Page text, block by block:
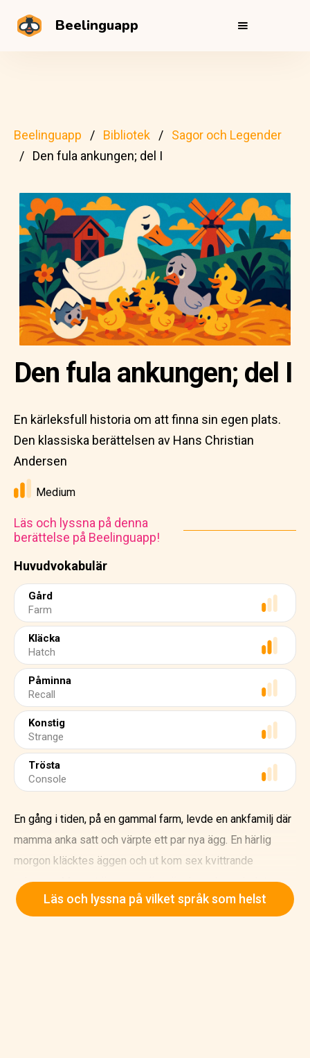
Beelinguapp
Beelinguapp Bibliotek
Sagor och Legender
Den fula ankungen; del I
Huvudvokabulär
Gård
Farm
Kläcka
Hatch
Påminna
Recall
Konstig
Strange
Trösta
Console
Den fula ankungen; del I
En kärleksfull historia om att finna sin egen plats.
Den klassiska berättelsen av Hans Christian
Andersen
Medium
Läs och lyssna på denna
berättelse på Beelinguapp!
En gång i tiden, på en gammal farm, levde en ankfamilj där
mamma anka satt och värpte ett par nya ägg. En härlig
morgon kläcktes äggen och ut kom sex kvittrande
ankungar. Men ett ägg var större än de andra, och det
kläcktes inte. Mamma anka kunde inte minnas att hon lagt
Läs och lyssna på vilket språk som helst